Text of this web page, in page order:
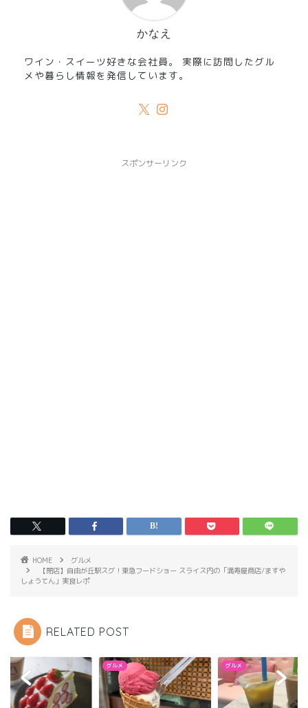
かなえ
ワイン・スイーツ好きな会社員。 実際に訪問したグル
メや暮らし情報を発信しています。
スポンサーリンク
HOME
グルメ
【閉店】自由が丘駅スグ！東急フードショー スライス内の「満寿屋商店/ますや
しょうてん」実食レポ
RELATED POST
グルメ グルメ